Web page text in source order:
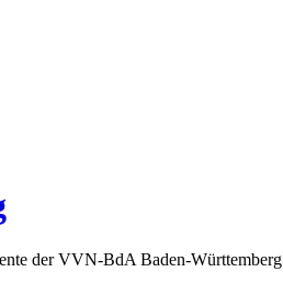
der VVN-BdA Baden-Württemberg